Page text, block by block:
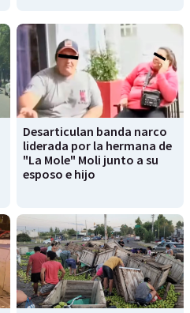
Desarticulan banda narco
liderada por la hermana de
"La Mole" Moli junto a su
esposo e hijo